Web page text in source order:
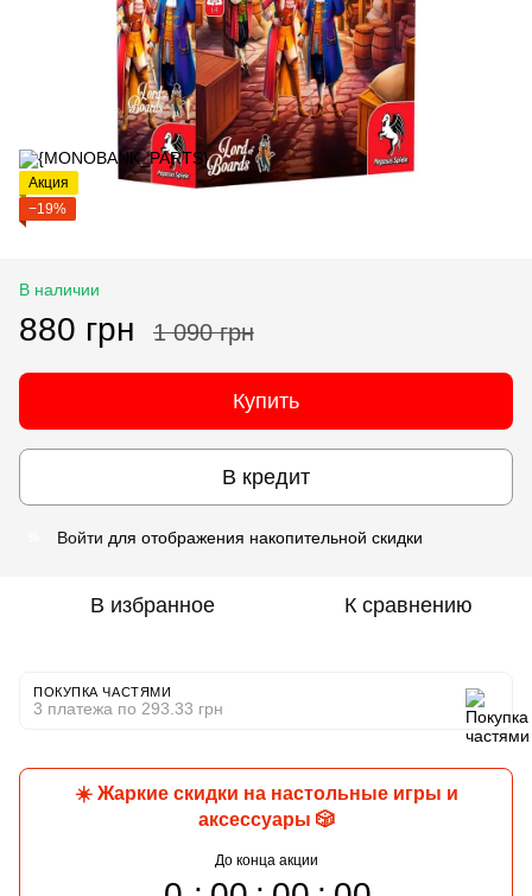
Акция
−19%
В наличии
880 грн 1 090 грн
Купить
В кредит
Войти для отображения накопительной скидки
В избранное К сравнению
ПОКУПКА ЧАСТЯМИ
3 платежа по 293.33 грн
☀️ Жаркие скидки на настольные игры и
аксессуары 🎲
До конца акции